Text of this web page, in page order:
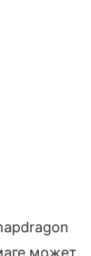
может